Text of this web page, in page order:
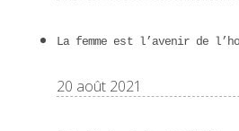
La femme est l’avenir de
20 août 2021